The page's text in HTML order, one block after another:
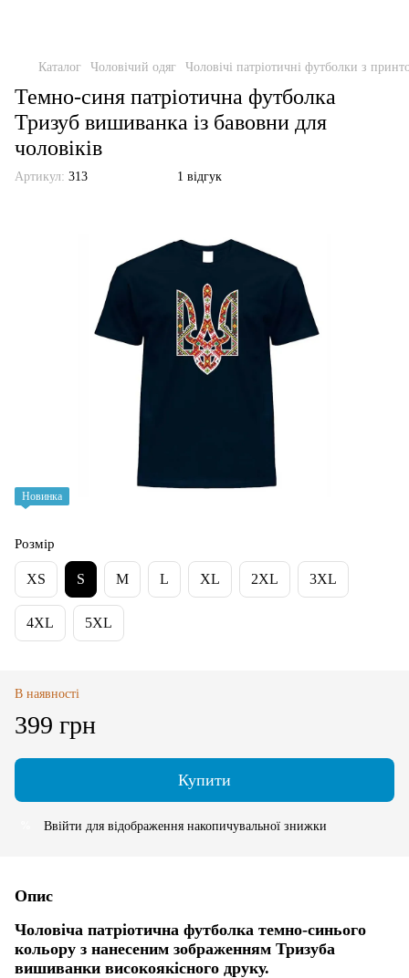
Каталог Чоловічий одяг Чоловічі патріотичні футболки з
Темно-синя патріотична футболка
Тризуб вишиванка із бавовни для
чоловіків
Артикул: 313 1 відгук
Новинка
Розмір
XS S M L XL 2XL 3XL
4XL 5XL
В наявності
399 грн
Купити
Ввійти для відображення накопичувальної знижки
Опис
Чоловіча патріотична футболка темно-синього
кольору з нанесеним зображенням Тризуба
вишиванки високоякісного друку.